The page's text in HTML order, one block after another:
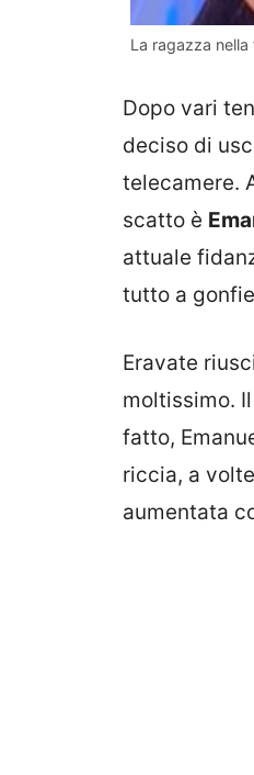
La ragazza nella
Dopo vari
deciso di
telecamere.
scatto è
attuale
tutto a
Eravate
moltissimo.
fatto,
riccia, a
aumentata